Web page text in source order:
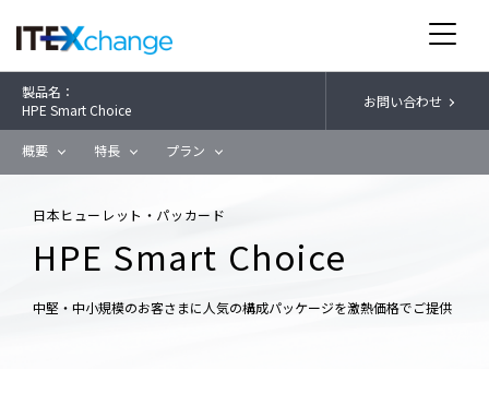
製品名：
HPE Smart Choice
お問い合わせ
概要 特長 プラン
日本ヒューレット・パッカード
HPE Smart Choice
中堅・中小規模のお客さまに人気の構成パッケージを激熱価格でご提供